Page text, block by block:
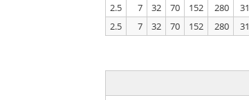
280
152
70
32
7
2.5
280
152
70
32
7
2.5